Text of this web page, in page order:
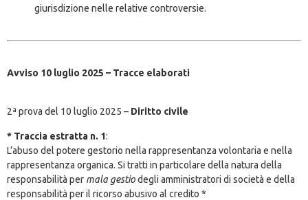
giurisdizione nelle relative controversie.
Avviso 10 luglio 2025 – Tracce elaborati
2ª prova del 10 luglio 2025 – Diritto civile
* Traccia estratta n. 1:
L’abuso del potere gestorio nella rappresentanza volontaria e nella
rappresentanza organica. Si tratti in particolare della natura della
responsabilità per mala gestiodegli amministratori di società e della
responsabilità per il ricorso abusivo al credito *